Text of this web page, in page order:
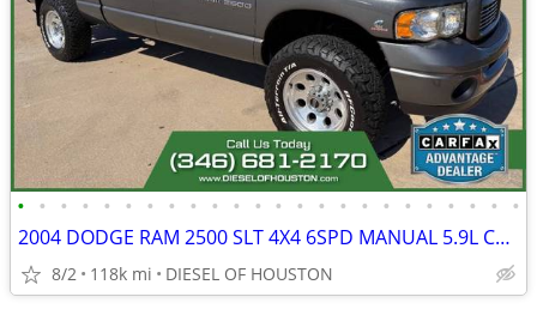
• • • • • • • • • • • • • • • • • • • • • • • •
2004 DODGE RAM 2500 SLT 4X4 6SPD MANUAL 5.9L CUMMINS DIESEL 1-OWNER
8/2 118k mi DIESEL OF HOUSTON